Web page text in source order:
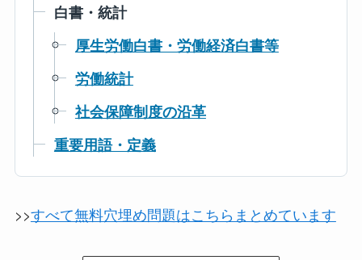
白書・統計
厚生労働白書・労働経済白書等
労働統計
社会保障制度の沿革
重要用語・定義
>>すべて無料穴埋め問題はこちらまとめています